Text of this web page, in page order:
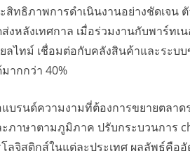
สิทธิภาพการดำเนินงานอย่างชัดเจ
งหลังเทศกาล เมื่อร่วมงานกับพาร์ท
ลไทม์ เชื่อมต่อกับคลังสินค้าและระบ
ากกว่า 40%
บรนด์ความงามที่ต้องการขยายตลาด
ภาษาตามภูมิภาค ปรับกระบวนการ
ลจิสติกส์ในแต่ละประเทศ ผลลัพธ์คือ